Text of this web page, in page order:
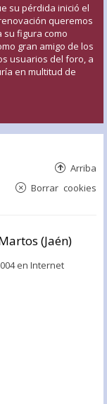
su pérdida inició el
queremos
su figura como
gran amigo de los
usuarios del foro, a
en multitud de
Arriba
Borrar cookies
(Jaén)
en Internet